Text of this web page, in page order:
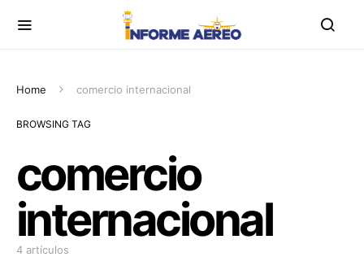
Home comercio internacional
BROWSING TAG
comercio
internacional
4 artículos